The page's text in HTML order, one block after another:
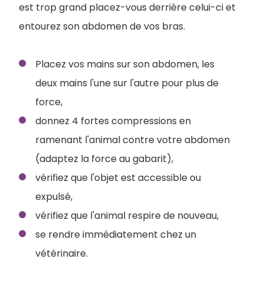
est trop grand placez-vous derrière celui-ci et
entourez son abdomen de vos bras.
Placez vos mains sur son abdomen, les
deux mains l'une sur l'autre pour plus de
force,
donnez 4 fortes compressions en
ramenant l'animal contre votre abdomen
(adaptez la force au gabarit),
vérifiez que l'objet est accessible ou
expulsé,
vérifiez que l'animal respire de nouveau,
se rendre immédiatement chez un
vétérinaire.